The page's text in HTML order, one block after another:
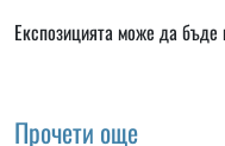
Експозицията може да
Прочети още